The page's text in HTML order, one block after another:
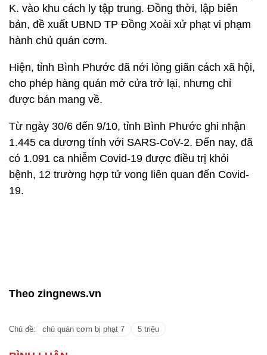
K. vào khu cách ly tập trung. Đồng thời, lập biên
bản, đề xuất UBND TP Đồng Xoài xử phạt vi phạm
hành chủ quán cơm.
Hiện, tỉnh Bình Phước đã nới lỏng giãn cách xã hội,
cho phép hàng quán mở cửa trở lại, nhưng chỉ
được bán mang về.
Từ ngày 30/6 đến 9/10, tỉnh Bình Phước ghi nhận
1.445 ca dương tính với SARS-CoV-2. Đến nay, đã
có 1.091 ca nhiễm Covid-19 được điều trị khỏi
bệnh, 12 trường hợp tử vong liên quan đến Covid-
19.
Theo zingnews.vn
Chủ đề: chủ quán cơm bị phạt 7 5 triệu